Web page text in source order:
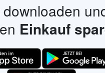
Einkauf